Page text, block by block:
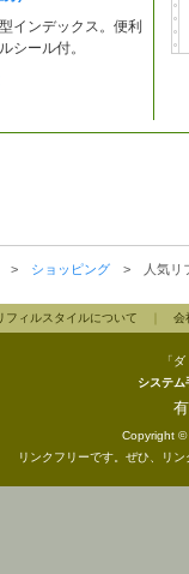
インデックス。便利
シール付。
> ショッピング > 人気リ
フィルスタイルについて 会
「
システム
Copyright ©
リンクフリーです。ぜひ、リ